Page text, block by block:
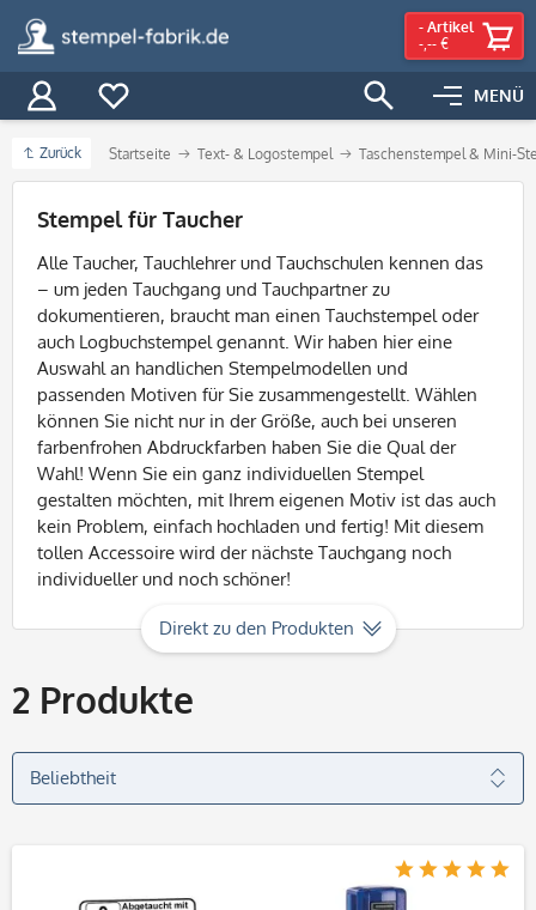
MENÜ
- Artikel
-,-- €
Zurück Startseite Text- & Logostempel Taschenstempel & Mini-
Filter
Stempel für Taucher
Alle Taucher, Tauchlehrer und Tauchschulen kennen das
– um jeden Tauchgang und Tauchpartner zu
dokumentieren, braucht man einen Tauchstempel oder
auch Logbuchstempel genannt. Wir haben hier eine
Auswahl an handlichen Stempelmodellen und
passenden Motiven für Sie zusammengestellt. Wählen
können Sie nicht nur in der Größe, auch bei unseren
farbenfrohen Abdruckfarben haben Sie die Qual der
Wahl! Wenn Sie ein ganz individuellen Stempel
gestalten möchten, mit Ihrem eigenen Motiv ist das auch
kein Problem, einfach hochladen und fertig! Mit diesem
tollen Accessoire wird der nächste Tauchgang noch
individueller und noch schöner!
Direkt zu den Produkten
2 Produkte